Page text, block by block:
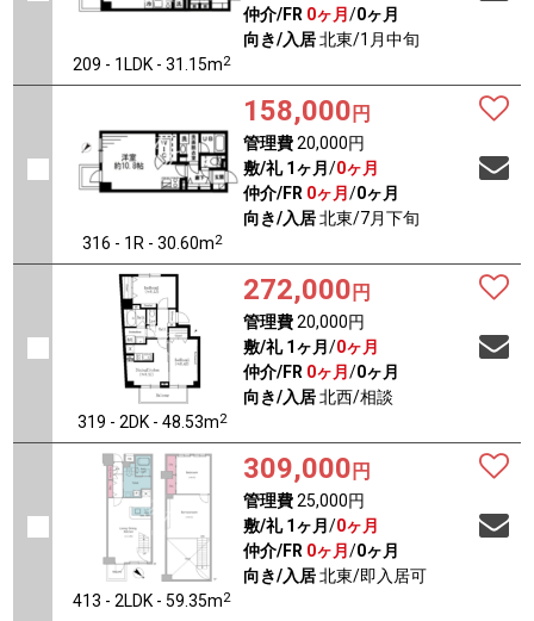
209 - 1LDK - 31.15m2
仲介/FR 0ヶ月 /0ヶ月
向き/入居北東/1月中旬
316 - 1R - 30.60m2
158,000 円
管理費20,000円
敷/礼 1ヶ月 /0ヶ月
仲介/FR 0ヶ月 /0ヶ月
向き/入居北東/7月下旬
319 - 2DK - 48.53m2
272,000 円
管理費20,000円
敷/礼 1ヶ月 /0ヶ月
仲介/FR 0ヶ月 /0ヶ月
向き/入居北西/相談
413 - 2LDK - 59.35m2
309,000 円
管理費25,000円
敷/礼 1ヶ月 /0ヶ月
仲介/FR 0ヶ月 /0ヶ月
向き/入居北東/即入居可